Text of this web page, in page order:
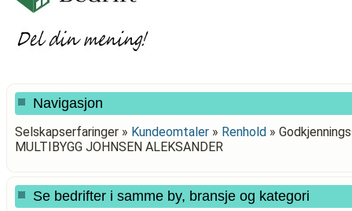
Navigasjon
Selskapserfaringer » Kundeomtaler » Renhold »
MULTIBYGG JOHNSEN ALEKSANDER
Se bedrifter i samme by, bransje og kategori